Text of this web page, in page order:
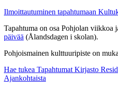
Ilmoittautuminen tapahtumaan
Tapahtuma on osa Pohjolan viikkoa
päivää (Ålandsdagen i skolan).
Pohjoismainen kulttuuripiste on
Hae tukea Tapahtumat Kirjasto
Ajankohtaista